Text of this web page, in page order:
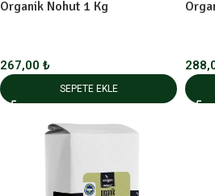
Organik Nohut 1 Kg
267,00 ₺
SEPETE EKLE